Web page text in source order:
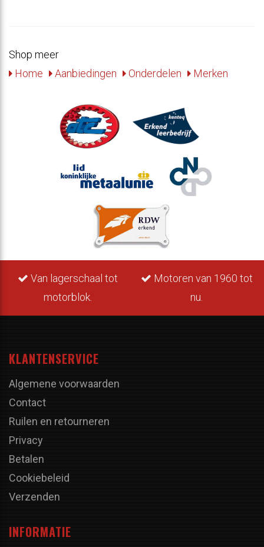
Shop meer
Home
Aanbiedingen Onderdelen Merken
Van lagerschaal tot
motorblok.
Motoren van 1960 tot
nu.
KLANTENSERVICE
Algemene voorwaarden
Contact
Ruilen en retourneren
Privacy
Betalen
Cookiebeleid
Verzenden
INFORMATIE